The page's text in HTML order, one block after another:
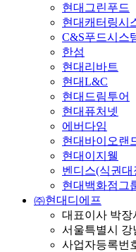
현대그린푸드
현대캐터링시
C&S푸드시스
한섬
현대리바트
현대L&C
현대드림투어
현대퓨처넷
에버다임
현대바이오랜
현대이지웰
벤디스(식권대
현대백화점그
㈜현대디에프
대표이사 박장
서울특별시 강
사업자등록번